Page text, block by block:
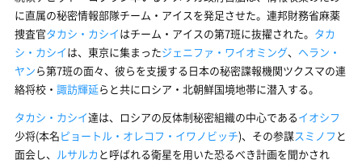
に直属の秘密情報部隊チーム・アイスを発足させた。連邦財務省麻薬
捜査官タカシ・カシイはチーム・アイスの第7班に抜擢された。 タカ
シ・カシイは、東京に集まったジェニファ・ワイオミング、 ヘラン・
ヤンら第7班の面々、彼らを支援する日本の秘密諜報機関ツクスマの連
絡将校・ 諏訪輝延らと共にロシア・北朝鮮国境地帯に潜入する。
タカシ・カシイ達は、ロシアの反体制秘密組織の中心であるイオシフ
少将(本名ピョートル・オレコフ・イワノビッチ)、その参謀スミノフ と
面会し、 ルサルカ と呼ばれる衛星を用いた恐るべき計画を聞かされ